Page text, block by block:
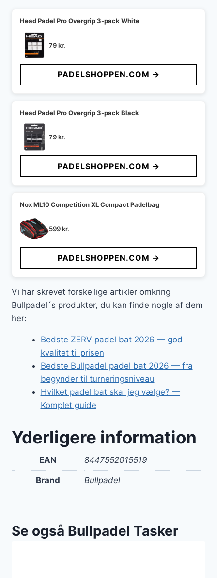
Head Padel Pro Overgrip 3-pack White
79kr.
PADELSHOPPEN.COM →
Head Padel Pro Overgrip 3-pack Black
79kr.
PADELSHOPPEN.COM →
Nox ML10 Competition XL Compact Padelbag
599kr.
PADELSHOPPEN.COM →
Vi har skrevet forskellige artikler omkring
Bullpadel´s produkter, du kan finde nogle af dem
her:
Bedste ZERV padel bat 2026 — god
kvalitet til prisen
Bedste Bullpadel padel bat 2026 — fra
begynder til turneringsniveau
Hvilket padel bat skal jeg vælge? —
Komplet guide
Yderligere information
EAN 8447552015519
Brand Bullpadel
Se også Bullpadel Tasker